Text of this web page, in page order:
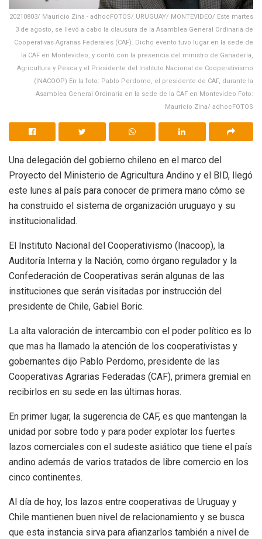
20210803/ Mauricio Zina - adhocFOTOS/ URUGUAY/ MONTEVIDEO/ Este martes
3 de agosto, se llevó a cabo la clausura de la Asamblea General Ordinaria de
Cooperativas Agrarias Federales (CAF). Dicho evento tuvo lugar en la sede de
la CAF en Montevideo, y contó con la presencia del ministro de Ganadería,
Agricultura y Pesca y el Presidente del Instituto Nacional de Cooperativismo
(INACOOP) En la foto: Pablo Perdomo, el presidente de CAF, durante la
Asamblea General Ordinaria en la sede de la CAF en Montevideo Foto:
Mauricio Zina/ adhocFOTOS
Una delegación del gobierno chileno en el marco del
Proyecto del Ministerio de Agricultura Andino y el BID, llegó
este lunes al país para conocer de primera mano cómo se
ha construido el sistema de organización uruguayo y su
institucionalidad.
El Instituto Nacional del Cooperativismo (Inacoop), la
Auditoría Interna y la Nación, como órgano regulador y la
Confederación de Cooperativas serán algunas de las
instituciones que serán visitadas por instrucción del
presidente de Chile, Gabiel Boric.
La alta valoración de intercambio con el poder político es lo
que mas ha llamado la atención de los cooperativistas y
gobernantes dijo Pablo Perdomo, presidente de las
Cooperativas Agrarias Federadas (CAF), primera gremial en
recibirlos en su sede en las últimas horas.
En primer lugar, la sugerencia de CAF, es que mantengan la
unidad por sobre todo y para poder explotar los fuertes
lazos comerciales con el sudeste asiático que tiene el país
andino además de varios tratados de libre comercio en los
cinco continentes.
Al día de hoy, los lazos entre cooperativas de Uruguay y
Chile mantienen buen nivel de relacionamiento y se busca
que esta instancia sirva para afianzarlos también a nivel de